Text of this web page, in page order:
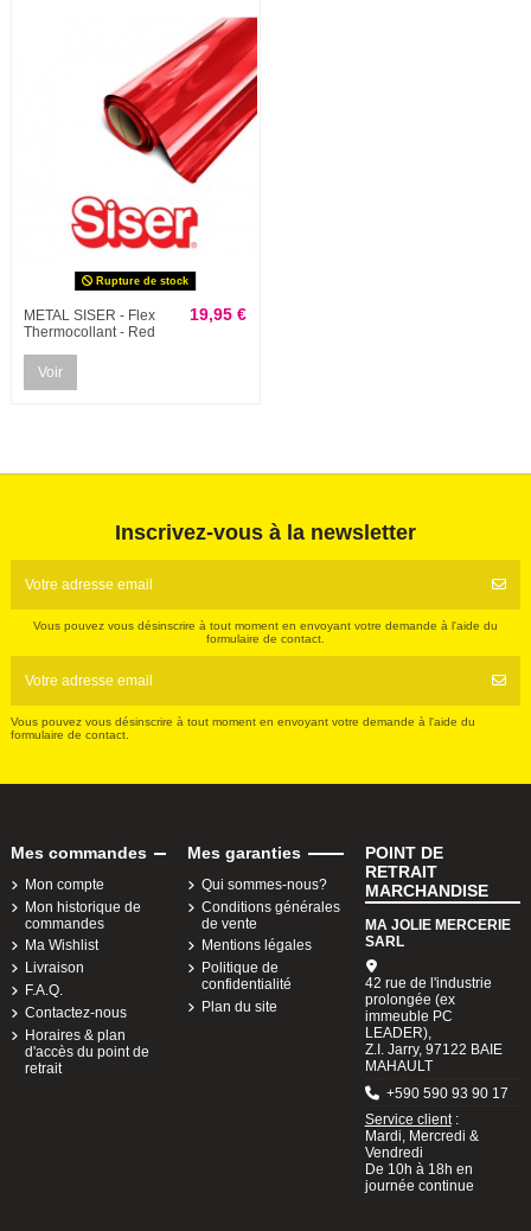
Rupture de stock
METAL SISER - Flex
Thermocollant - Red
19,95 €
Voir
Inscrivez-vous à la newsletter
Vous pouvez vous désinscrire à tout moment en envoyant votre demande à l'aide du
formulaire de contact.
Vous pouvez vous désinscrire à tout moment en envoyant votre demande à l'aide du
formulaire de contact.
Mes commandes
Mon compte
Mon historique de
commandes
Ma Wishlist
Livraison
F.A.Q.
Contactez-nous
Horaires & plan
d'accès du point de
retrait
Mes garanties
Qui sommes-nous?
Conditions générales
de vente
Mentions légales
Politique de
confidentialité
Plan du site
POINT DE
RETRAIT
MARCHANDISE
MA JOLIE MERCERIE
SARL
42 rue de l'industrie
prolongée (ex
immeuble PC
LEADER),
Z.I. Jarry, 97122 BAIE
MAHAULT
+590 590 93 90 17
Service client:
Mardi, Mercredi &
Vendredi
De 10h à 18h en
journée continue